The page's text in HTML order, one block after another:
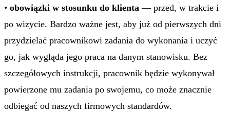
• obowiązki w stosunku do klienta — przed, w trakcie i
po wizycie. Bardzo ważne jest, aby już od pierwszych dni
przydzielać pracownikowi zadania do wykonania i uczyć
go, jak wygląda jego praca na danym stanowisku. Bez
szczegółowych instrukcji, pracownik będzie wykonywał
powierzone mu zadania po swojemu, co może znacznie
odbiegać od naszych firmowych standardów.